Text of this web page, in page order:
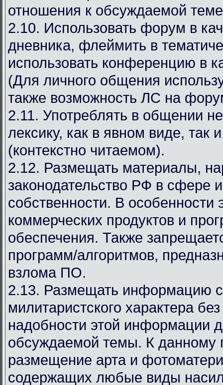
отношения к обсуждаемой
2.10. Использовать форум в
дневника, флеймить в
использовать конференцию в
(Для личного общения
также возможность ЛС на
2.11. Употреблять в общении
лексику, как в явном виде, так
(контекстно читаемом).
2.12. Размещать материалы,
законодательство РФ в сфере
собственности. В особенности
коммерческих продуктов и
обеспечения. Также
программ/алгоритмов,
взлома ПО.
2.13. Размещать информацию
милитаристского характера
надобности этой информации
обсуждаемой темы. К данному
размещение арта и
содержащих любые виды